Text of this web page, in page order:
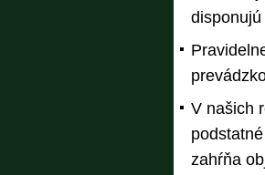
V našich
zahŕňa